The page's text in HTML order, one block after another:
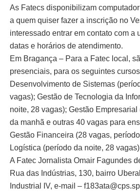
As Fatecs disponibilizam
a quem quiser fazer a inscrição no
interessado entrar em contato com a
datas e horários de atendimento.
Em Bragança – Para a Fatec local,
presenciais, para os seguintes
Desenvolvimento de Sistemas
vagas); Gestão de Tecnologia da
noite, 28 vagas); Gestão
da manhã e outras 40 vagas para
Gestão Financeira (28 vagas,
Logística (período da noite, 28
A Fatec Jornalista Omair Fagundes
Rua das Indústrias, 130, bairro
Industrial IV, e-mail –